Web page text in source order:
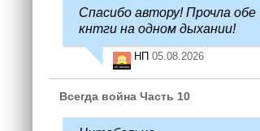
Спасибо автору! Прочла обе
кнтги на одном дыхании!
НП 05.08.2026
Всегда война Часть 10